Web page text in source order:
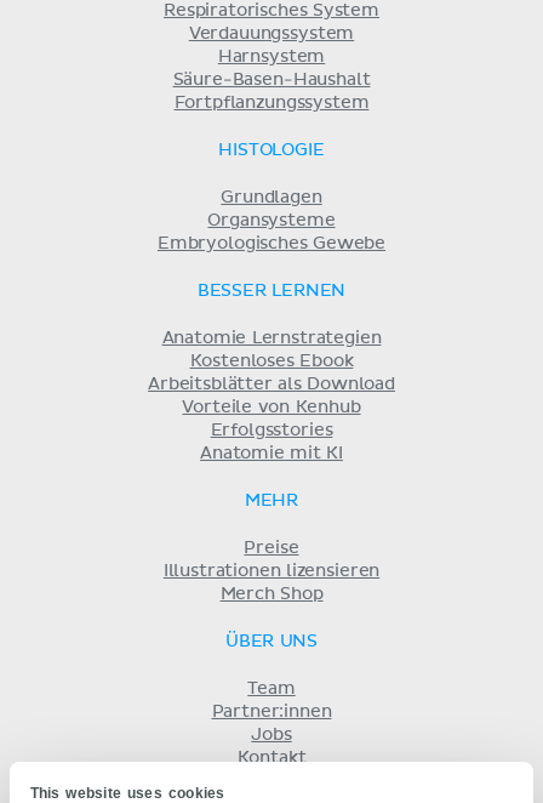
This website uses cookies
Respiratorisches System
Verdauungssystem
Harnsystem
Säure-Basen-Haushalt
Fortpflanzungssystem
HISTOLOGIE
Grundlagen
Organsysteme
Embryologisches Gewebe
BESSER LERNEN
Anatomie Lernstrategien
Kostenloses Ebook
Arbeitsblätter als Download
Vorteile von Kenhub
Erfolgsstories
Anatomie mit KI
MEHR
Preise
Illustrationen lizensieren
Merch Shop
ÜBER UNS
Team
Partner:innen
Jobs
Kontakt